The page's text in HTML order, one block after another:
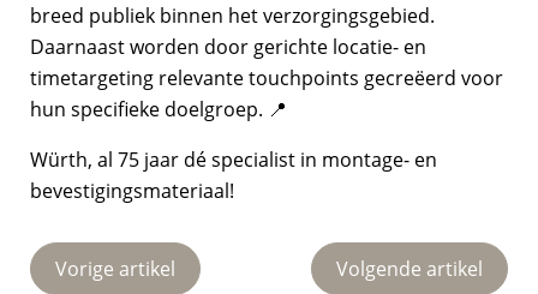
breed publiek binnen het verzorgingsgebied.
Daarnaast worden door gerichte locatie- en
timetargeting relevante touchpoints gecreëerd voor
hun specifieke doelgroep. 📍
Würth, al 75 jaar dé specialist in montage- en
bevestigingsmateriaal!
Vorige artikel Volgende artikel